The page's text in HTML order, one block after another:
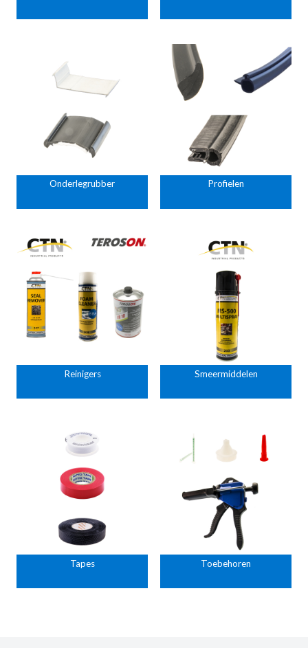
Onderlegrubber Profielen
Reinigers Smeermiddelen
Tapes Toebehoren